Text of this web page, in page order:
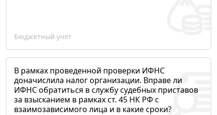
Бюджетный учет
В рамках проведенной проверки ИФНС
доначислила налог организации. Вправе ли
ИФНС обратиться в службу судебных приставов
за взысканием в рамках ст. 45 НК РФ с
взаимозависимого лица и в какие сроки?